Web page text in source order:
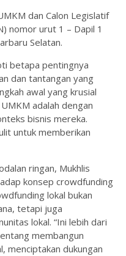
dan Calon Legislatif
nomor urut 1 – Dapil 1
Selatan.
betapa pentingnya
dan tantangan yang
awal yang krusial
adalah dengan
bisnis mereka.
untuk memberikan
ringan, Mukhlis
konsep crowdfunding
lokal bukan
tetapi juga
lokal. “Ini lebih dari
membangun
menciptakan dukungan